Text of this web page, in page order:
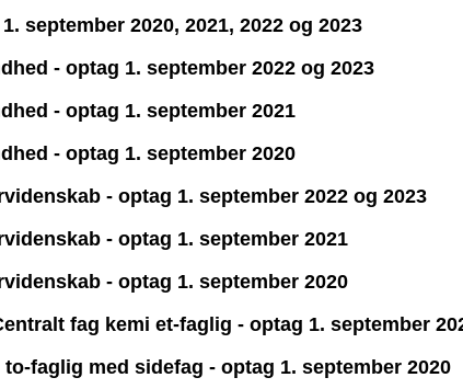
september 2020, 2021, 2022 og 2023
- optag 1. september 2022 og 2023
- optag 1. september 2021
- optag 1. september 2020
- optag 1. september 2022 og 2023
- optag 1. september 2021
- optag 1. september 2020
fag kemi et-faglig - optag 1. september
faglig med sidefag - optag 1. september 2020